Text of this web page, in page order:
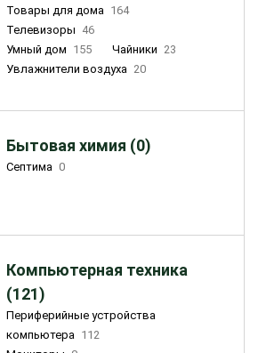
Товары для дома 164
Телевизоры 46
Умный дом 155 Чайники 23
Увлажнители воздуха 20
Бытовая химия (0)
Септима 0
Компьютерная техника
(121)
Периферийные устройства
компьютера 112